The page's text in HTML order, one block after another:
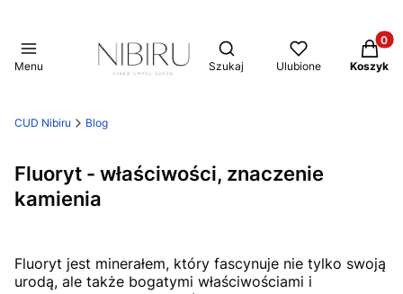
Menu
Otwórz wyszukiwarkę
Szukaj Ulubione Koszyk
CUD Nibiru Blog
Fluoryt - właściwości, znaczenie
kamienia
Fluoryt jest minerałem, który fascynuje nie tylko swoją
urodą, ale także bogatymi właściwościami i